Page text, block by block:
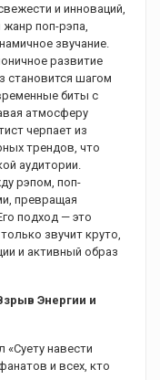
и инноваций,
поп-рэпа,
звучание.
развитие
становится шагом
биты с
атмосферу
черпает из
трендов, что
аудитории.
рэпом, поп-
превращая
подход — это
звучит круто,
и активный образ
Энергии и
навести
и всех, кто